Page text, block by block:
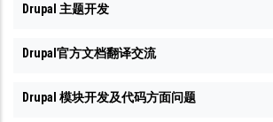
Drupal 主题开发
Drupal官方文档翻译交流
Drupal 模块开发及代码方面问题